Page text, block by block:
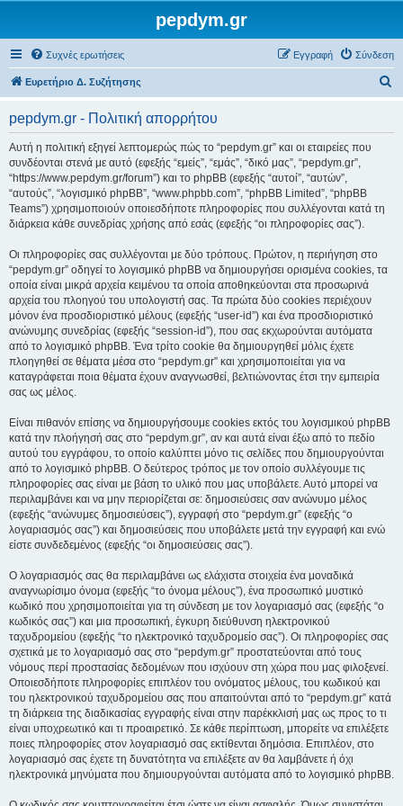
pepdym.gr
Συχνές ερωτήσεις Σύνδεση
Εγγραφή
Ευρετήριο Δ. Συζήτησης
pepdym.gr - Πολιτική απορρήτου
Αυτή η πολιτική εξηγεί λεπτομερώς πώς το “pepdym.gr” και οι εταιρείες που
συνδέονται στενά με αυτό (εφεξής “εμείς”, “εμάς”, “δικό μας”, “pepdym.gr”,
“https://www.pepdym.gr/forum”) και το phpBB (εφεξής “αυτοί”, “αυτών”,
“αυτούς”, “λογισμικό phpBB”, “www.phpbb.com”, “phpBB Limited”, “phpBB
Teams”) χρησιμοποιούν οποιεσδήποτε πληροφορίες που συλλέγονται κατά τη
διάρκεια κάθε συνεδρίας χρήσης από εσάς (εφεξής “οι πληροφορίες σας”).
Οι πληροφορίες σας συλλέγονται με δύο τρόπους. Πρώτον, η περιήγηση στο
“pepdym.gr” οδηγεί το λογισμικό phpBB να δημιουργήσει ορισμένα cookies, τα
οποία είναι μικρά αρχεία κειμένου τα οποία αποθηκεύονται στα προσωρινά
αρχεία του πλοηγού του υπολογιστή σας. Τα πρώτα δύο cookies περιέχουν
μόνον ένα προσδιοριστικό μέλους (εφεξής “user-id”) και ένα προσδιοριστικό
ανώνυμης συνεδρίας (εφεξής “session-id”), που σας εκχωρούνται αυτόματα
από το λογισμικό phpBB. Ένα τρίτο cookie θα δημιουργηθεί μόλις έχετε
πλοηγηθεί σε θέματα μέσα στο “pepdym.gr” και χρησιμοποιείται για να
καταγράφεται ποια θέματα έχουν αναγνωσθεί, βελτιώνοντας έτσι την εμπειρία
σας ως μέλος.
Είναι πιθανόν επίσης να δημιουργήσουμε cookies εκτός του λογισμικού phpBB
κατά την πλοήγησή σας στο “pepdym.gr”, αν και αυτά είναι έξω από το πεδίο
αυτού του εγγράφου, το οποίο καλύπτει μόνο τις σελίδες που δημιουργούνται
από το λογισμικό phpBB. Ο δεύτερος τρόπος με τον οποίο συλλέγουμε τις
πληροφορίες σας είναι με βάση το υλικό που μας υποβάλετε. Αυτό μπορεί να
περιλαμβάνει και να μην περιορίζεται σε: δημοσιεύσεις σαν ανώνυμο μέλος
(εφεξής “ανώνυμες δημοσιεύσεις”), εγγραφή στο “pepdym.gr” (εφεξής “ο
λογαριασμός σας”) και δημοσιεύσεις που υποβάλετε μετά την εγγραφή και ενώ
είστε συνδεδεμένος (εφεξής “οι δημοσιεύσεις σας”).
Ο λογαριασμός σας θα περιλαμβάνει ως ελάχιστα στοιχεία ένα μοναδικά
αναγνωρίσιμο όνομα (εφεξής “το όνομα μέλους”), ένα προσωπικό μυστικό
κωδικό που χρησιμοποιείται για τη σύνδεση με τον λογαριασμό σας (εφεξής “ο
κωδικός σας”) και μια προσωπική, έγκυρη διεύθυνση ηλεκτρονικού
ταχυδρομείου (εφεξής “το ηλεκτρονικό ταχυδρομείο σας”). Οι πληροφορίες σας
σχετικά με το λογαριασμό σας στο “pepdym.gr” προστατεύονται από τους
νόμους περί προστασίας δεδομένων που ισχύουν στη χώρα που μας φιλοξενεί.
Οποιεσδήποτε πληροφορίες επιπλέον του ονόματος μέλους, του κωδικού και
του ηλεκτρονικού ταχυδρομείου σας που απαιτούνται από το “pepdym.gr” κατά
τη διάρκεια της διαδικασίας εγγραφής είναι στην παρέκκλισή μας ως προς το τι
είναι υποχρεωτικό και τι προαιρετικό. Σε κάθε περίπτωση, μπορείτε να επιλέξετε
ποιες πληροφορίες στον λογαριασμό σας εκτίθενται δημόσια. Επιπλέον, στο
λογαριασμό σας έχετε τη δυνατότητα να επιλέξετε αν θα λαμβάνετε ή όχι
ηλεκτρονικά μηνύματα που δημιουργούνται αυτόματα από το λογισμικό phpBB.